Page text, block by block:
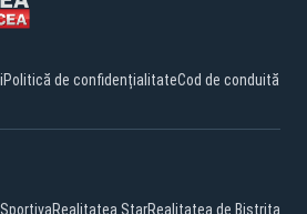
Politică de confidențialitateCod de conduită
Realitatea StarRealitatea de Bistrita